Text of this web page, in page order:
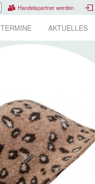
Handelspartner werden
TERMINE AKTUELLES